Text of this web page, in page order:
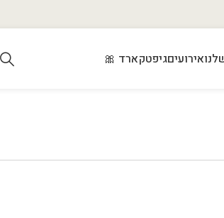
אירועיםגיפטקארד 🎀